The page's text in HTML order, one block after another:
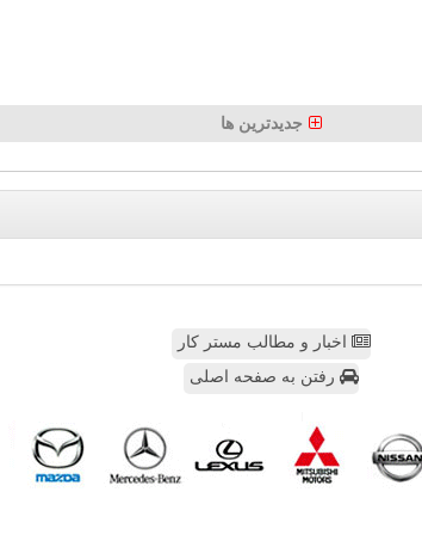
جدیدترین ها
اخبار و مطالب مستر کار
رفتن به صفحه اصلی